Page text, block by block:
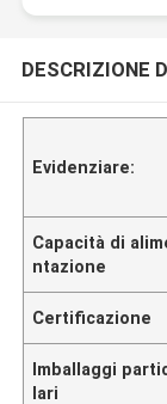
DESCRIZIONE
Evidenziare:
Capacità di
ntazione
Certificazione
Imballaggi
lari